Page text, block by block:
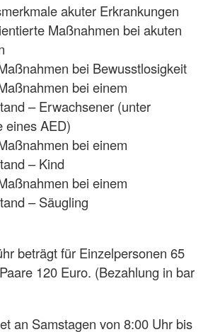
akuter Erkrankungen
Maßnahmen bei akuten
bei Bewusstlosigkeit
bei einem
– Erwachsener (unter
eines AED)
bei einem
– Kind
bei einem
– Säugling
beträgt für Einzelpersonen 65
120 Euro. (Bezahlung in bar
an Samstagen von 8:00 Uhr bis